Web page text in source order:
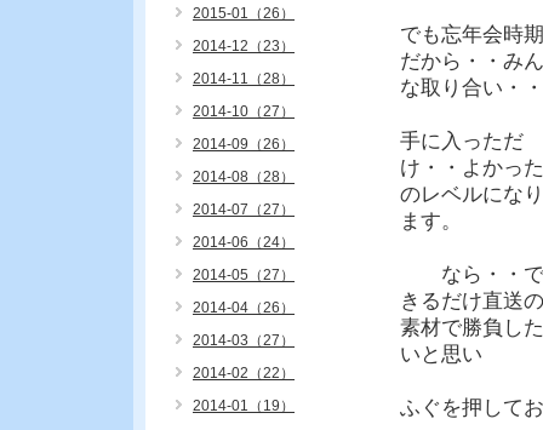
でも忘年会時期
だから・・みん
な取り合い・・
手に入っただ
け・・よかった
のレベルになり
ます。
なら・・で
きるだけ直送の
素材で勝負した
いと思い
ふぐを押して
2015-01（26）
2014-12（23）
2014-11（28）
2014-10（27）
2014-09（26）
2014-08（28）
2014-07（27）
2014-06（24）
2014-05（27）
2014-04（26）
2014-03（27）
2014-02（22）
2014-01（19）